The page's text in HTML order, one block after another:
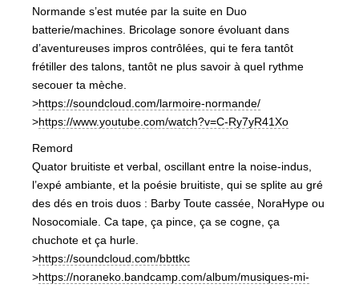
Normande s’est mutée par la suite en Duo
batterie/machines. Bricolage sonore évoluant dans
d’aventureuses impros contrôlées, qui te fera tantôt
frétiller des talons, tantôt ne plus savoir à quel rythme
secouer ta mèche.
>https://soundcloud.com/larmoire-normande/
>https://www.youtube.com/watch?v=C-Ry7yR41Xo
Remord
Quator bruitiste et verbal, oscillant entre la noise-indus,
l’expé ambiante, et la poésie bruitiste, qui se splite au gré
des dés en trois duos : Barby Toute cassée, NoraHype ou
Nosocomiale. Ca tape, ça pince, ça se cogne, ça
chuchote et ça hurle.
>https://soundcloud.com/bbttkc
>https://noraneko.bandcamp.com/album/musiques-mi-